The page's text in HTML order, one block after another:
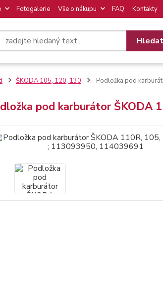
Fotogalerie Vše o nákupu FAQ Kontakty
Hledat
ŠKODA 105, 120, 130 Podložka pod
pod karburátor ŠKODA